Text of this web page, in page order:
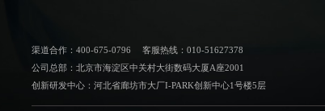
渠道合作：400-675-0796
客服热线：010-51627378
公司总部：北京市海淀区中关村大街数码大厦A座2001
创新研发中心：河北省廊坊市大厂I-PARK创新中心1号楼5层